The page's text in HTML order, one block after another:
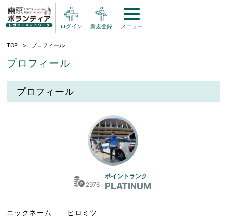
ログイン 新規登録 メニュー
TOP プロフィール
プロフィール
プロフィール
2976
ポイントランク
PLATINUM
ニックネーム ヒロミツ